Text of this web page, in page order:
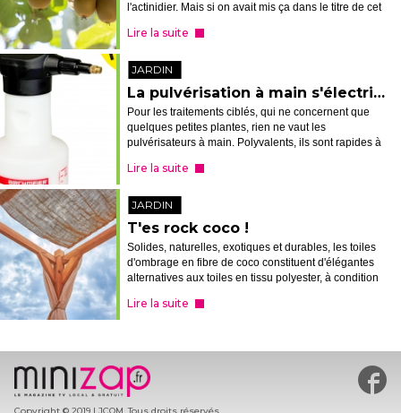
l'actinidier. Mais si on avait mis ça dans le titre de cet
Lire la suite
JARDIN
La pulvérisation à main s'électrise
Pour les traitements ciblés, qui ne concernent que
quelques petites plantes, rien ne vaut les
pulvérisateurs à main. Polyvalents, ils sont rapides à
autant, cela ne veut pas dire...
Lire la suite
JARDIN
T'es rock coco !
Solides, naturelles, exotiques et durables, les toiles
d'ombrage en fibre de coco constituent d'élégantes
alternatives aux toiles en tissu polyester, à condition
Lire la suite